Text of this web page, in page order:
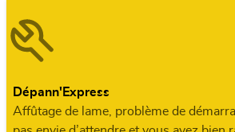
Dépann'Express
Affûtage de lame, problème de